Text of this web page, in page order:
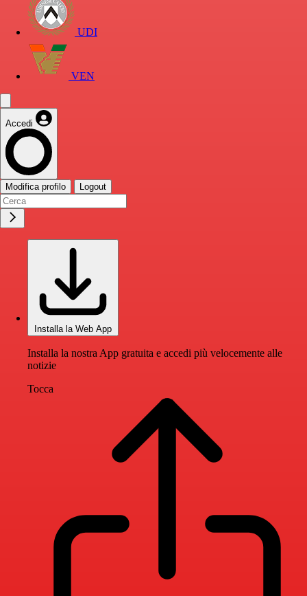
UDI
VEN
Accedi
Modifica profilo Logout
Installa la Web App
Installa la nostra App gratuita e accedi più velocemente alle
notizie
Tocca